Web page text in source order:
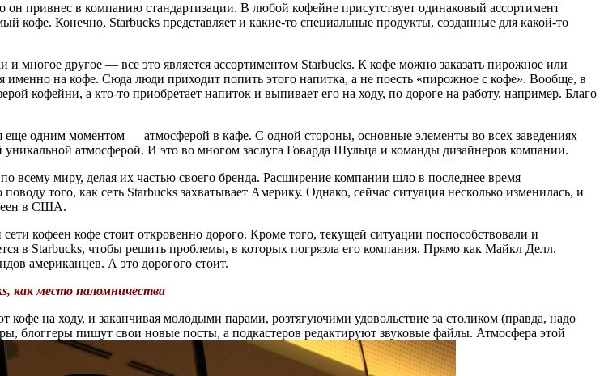
он привнес в компанию стандартизации. В любой кофейне присутствует одинаковый ассортимент
Конечно, Starbucks представляет и какие-то специальные продукты, созданные для какой-то
многое другое — все это является ассортиментом Starbucks. К кофе можно заказать пирожное или
именно на кофе. Сюда люди приходит попить этого напитка, а не поесть «пирожное с кофе». Вообще, в
кофейни, а кто-то приобретает напиток и выпивает его на ходу, по дороге на работу, например. Благо
одним моментом — атмосферой в кафе. С одной стороны, основные элементы во всех заведениях
атмосферой. И это во многом заслуга Говарда Шульца и команды дизайнеров компании.
всему миру, делая их частью своего бренда. Расширение компании шло в последнее время
того, как сеть Starbucks захватывает Америку. Однако, сейчас ситуация несколько изменилась, и
в США.
кофеен кофе стоит откровенно дорого. Кроме того, текущей ситуации поспособствовали и
в Starbucks, чтобы решить проблемы, в которых погрязла его компания. Прямо как Майкл Делл.
американцев. А это дорогого стоит.
как место паломничества
на ходу, и заканчивая молодыми парами, розтягуючими удовольствие за столиком (правда, надо
блоггеры пишут свои новые посты, а подкастеров редактируют звуковые файлы. Атмосфера этой